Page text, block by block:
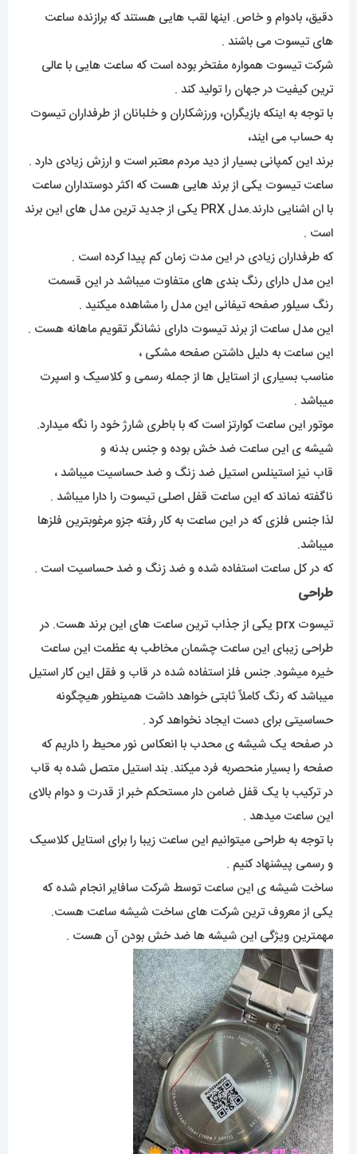
دقیق، بادوام و خاص. اینها لقب هایی هستند که برازنده ساعت
های تیسوت می باشند .
شرکت تیسوت همواره مفتخر بوده است که ساعت هایی با عالی
ترین کیفیت در جهان را تولید کند .
با توجه به اینکه بازیگران، ورزشکاران و خلبانان از طرفداران تیسوت
به حساب می ایند،
برند این کمپانی بسیار از دید مردم معتبر است و ارزش زیادی دارد .
ساعت تیسوت یکی از برند هایی هست که اکثر دوستداران ساعت
با ان اشنایی دارند.مدل PRX یکی از جدید ترین مدل های این برند
است .
که طرفداران زیادی در این مدت زمان کم پیدا کرده است .
این مدل دارای رنگ بندی های متفاوت میباشد در این قسمت
رنگ سیلور صفحه تیفانی این مدل را مشاهده میکنید .
این مدل ساعت از برند تیسوت دارای نشانگر تقویم ماهانه هست .
این ساعت به دلیل داشتن صفحه مشکی ،
مناسب بسیاری از استایل ها از جمله رسمی و کلاسیک و اسپرت
میباشد .
موتور این ساعت کوارتز است که با باطری شارژ خود را نگه میدارد.
شیشه ی این ساعت ضد خش بوده و جنس بدنه و
قاب نیز استینلس استیل ضد زنگ و ضد حساسیت میباشد ،
ناگفته نماند که این ساعت قفل اصلی تیسوت را دارا میباشد .
لذا جنس فلزی که در این ساعت به کار رفته جزو مرغوبترین فلزها
میباشد.
که در کل ساعت استفاده شده و ضد زنگ و ضد حساسیت است .
طراحی
تیسوت prx یکی از جذاب ترین ساعت های این برند هست. در
طراحی زیبای این ساعت چشمان مخاطب به عظمت این ساعت
خیره میشود. جنس فلز استفاده شده در قاب و فقل این کار استیل
میباشد که رنگ کاملاً ثابتی خواهد داشت همینطور هیچگونه
حساسیتی برای دست ایجاد نخواهد کرد .
در صفحه یک شیشه ی محدب با انعکاس نور محیط را داریم که
صفحه را بسیار منحصربه فرد میکند. بند استیل متصل شده به قاب
در ترکیب با یک قفل ضامن دار مستحکم خبر از قدرت و دوام بالای
این ساعت میدهد .
با توجه به طراحی میتوانیم این ساعت زیبا را برای استایل کلاسیک
و رسمی پیشنهاد کنیم .
ساخت شیشه ی این ساعت توسط شرکت سافایر انجام شده که
یکی از معروف ترین شرکت های ساخت شیشه ساعت هست.
مهمترین ویژگی این شیشه ها ضد خش بودن آن هست .